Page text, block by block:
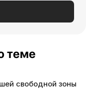
теме
свободной зоны